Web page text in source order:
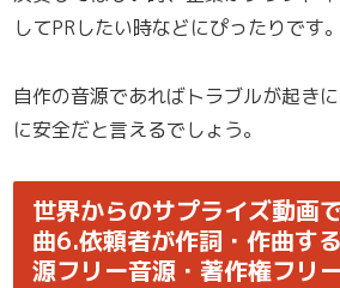
してPRしたい時などにぴったりです。
自作の音源であればトラブルが起き
に安全だと言えるでしょう。
世界からのサプライズ動画
曲6.依頼者が作詞・作曲す
源フリー音源・著作権フリ